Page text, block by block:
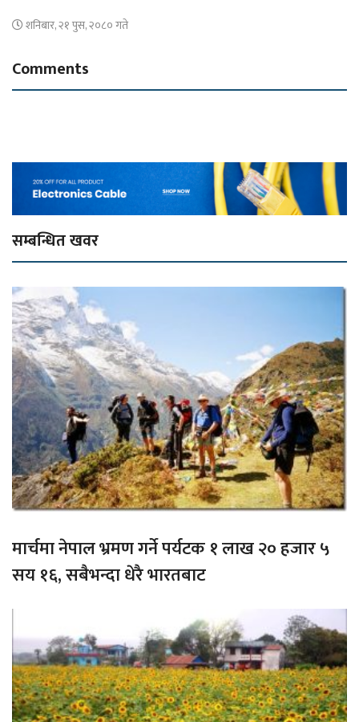
शनिबार, २१ पुस, २०८० गते
Comments
सम्बन्धित खवर
मार्चमा नेपाल भ्रमण गर्ने पर्यटक १ लाख २० हजार ५
सय १६, सबैभन्दा धेरै भारतबाट